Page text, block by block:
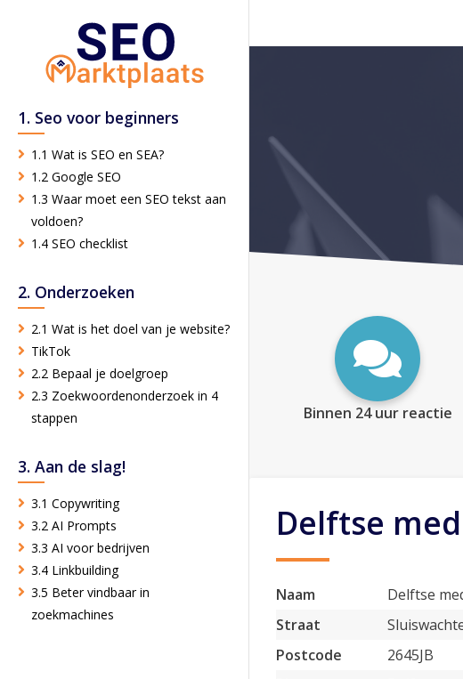
1. Seo voor beginners
1.1 Wat is SEO en SEA?
1.2 Google SEO
1.3 Waar moet een SEO tekst aan
voldoen?
1.4 SEO checklist
2. Onderzoeken
2.1 Wat is het doel van je website?
TikTok
2.2 Bepaal je doelgroep
2.3 Zoekwoordenonderzoek in 4
stappen
3. Aan de slag!
3.1 Copywriting
3.2 AI Prompts
3.3 AI voor bedrijven
3.4 Linkbuilding
3.5 Beter vindbaar in
zoekmachines
Binnen 24 uur reactie
Delftse
Naam
Delftse
Straat
Postcode
2645JB